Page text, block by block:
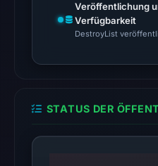
not
the
is
Veröffentlichung
Verfügbarkeit
DestroyList
STATUS DER